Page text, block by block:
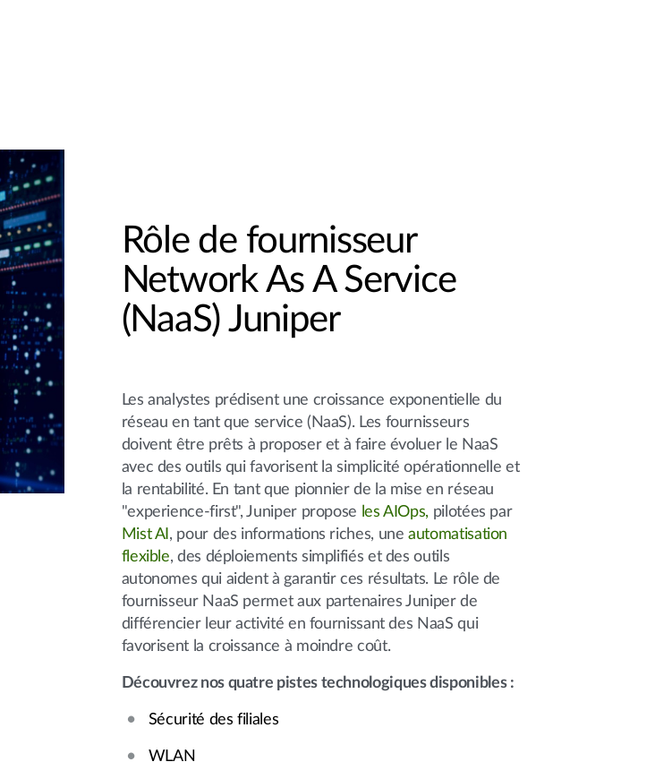
Rôle de fournisseur
Network As A Service
(NaaS) Juniper
Les analystes prédisent une croissance exponentielle du
réseau en tant que service (NaaS). Les fournisseurs
doivent être prêts à proposer et à faire évoluer le NaaS
avec des outils qui favorisent la simplicité opérationnelle et
la rentabilité. En tant que pionnier de la mise en réseau
"experience-first", Juniper propose les AIOps, pilotées par
Mist AI , pour des informations riches, une automatisation
flexible, des déploiements simplifiés et des outils
autonomes qui aident à garantir ces résultats. Le rôle de
fournisseur NaaS permet aux partenaires Juniper de
différencier leur activité en fournissant des NaaS qui
favorisent la croissance à moindre coût.
Découvrez nos quatre pistes technologiques disponibles :
Sécurité des filiales
WLAN